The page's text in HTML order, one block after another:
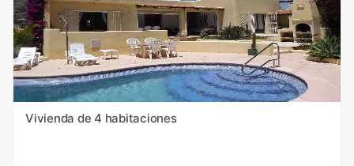
Vivienda de 4 habitaciones